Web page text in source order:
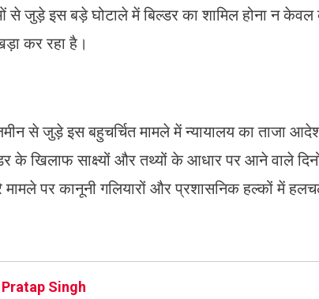
जुड़े इस बड़े घोटाले में बिल्डर का शामिल होना न
कर रहा है।
से जुड़े इस बहुचर्चित मामले में न्यायालय का ताजा
के खिलाफ साक्ष्यों और तथ्यों के आधार पर आने वाले
मामले पर कानूनी गलियारों और प्रशासनिक हल्कों में
Pratap Singh